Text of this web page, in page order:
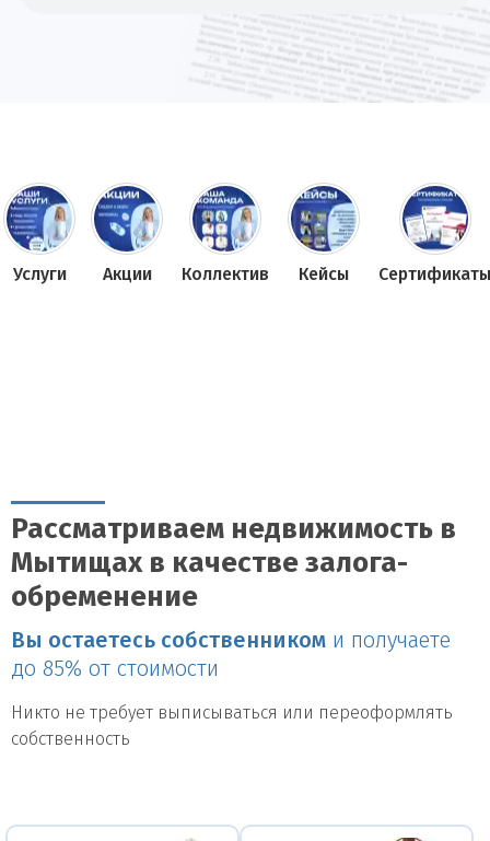
Услуги Акции Коллектив Кейсы Сертификаты
Рассматриваем недвижимость в
Мытищах в качестве залога-
обременение
Вы остаетесь собственником и получаете
до 85% от стоимости
Никто не требует выписываться или переоформлять
собственность